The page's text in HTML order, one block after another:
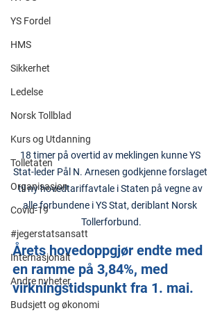
YS Fordel
HMS
Sikkerhet
Ledelse
Norsk Tollblad
Kurs og Utdanning
Tolletaten
Organisasjon
Covid-19
#jegerstatsansatt
Internasjonalt
Andre nyheter
Budsjett og økonomi
18 timer på overtid av meklingen kunne YS
Stat-leder Pål N. Arnesen godkjenne forslaget
til ny hovedtariffavtale i Staten på vegne av
alle forbundene i YS Stat, deriblant Norsk
Tollerforbund.
Årets hovedoppgjør endte med
en ramme på 3,84%, med
virkningstidspunkt fra 1. mai.